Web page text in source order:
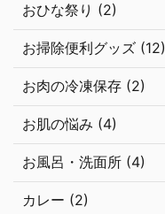
おひな祭り (2)
お掃除便利グッズ (12)
お肉の冷凍保存 (2)
お肌の悩み (4)
お風呂・洗面所 (4)
カレー (2)